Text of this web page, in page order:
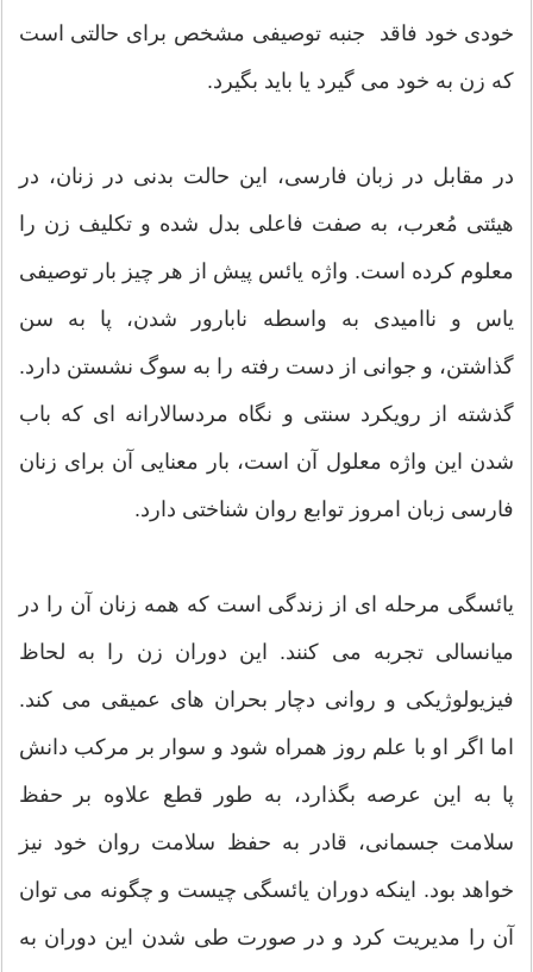
خودی خود فاقد جنبه توصیفی مشخص برای حالتی است
که زن به خود می گیرد یا باید بگیرد.
در مقابل در زبان فارسی، این حالت بدنی در زنان، در
هیئتی مُعرب، به صفت فاعلی بدل شده و تکلیف زن را
معلوم کرده است. واژه یائس پیش از هر چیز بار توصیفی
یاس و ناامیدی به واسطه نابارور شدن، پا به سن
گذاشتن، و جوانی از دست رفته را به سوگ نشستن دارد.
گذشته از رویکرد سنتی و نگاه مردسالارانه ای که باب
شدن این واژه معلول آن است، بار معنایی آن برای زنان
فارسی زبان امروز توابع روان شناختی دارد.
یائسگی مرحله ای از زندگی است که همه زنان آن را در
میانسالی تجربه می کنند. این دوران زن را به لحاظ
فیزیولوژیکی و روانی دچار بحران های عمیقی می کند.
اما اگر او با علم روز همراه شود و سوار بر مرکب دانش
پا به این عرصه بگذارد، به طور قطع علاوه بر حفظ
سلامت جسمانی، قادر به حفظ سلامت روان خود نیز
خواهد بود. اینکه دوران یائسگی چیست و چگونه می توان
آن را مدیریت کرد و در صورت طی شدن این دوران به